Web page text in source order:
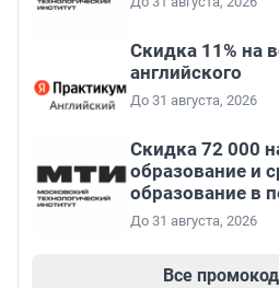
Скидка 11% на
английского
До 31 августа, 2026
Скидка 72 000
образование и
образование в
До 31 августа, 2026
Все